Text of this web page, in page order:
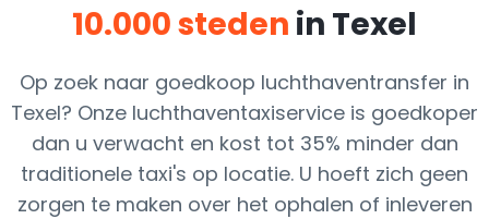
10.000 steden in Texel
Op zoek naar goedkoop luchthaventransfer in
Texel? Onze luchthaventaxiservice is goedkoper
dan u verwacht en kost tot 35% minder dan
traditionele taxi's op locatie. U hoeft zich geen
zorgen te maken over het ophalen of inleveren